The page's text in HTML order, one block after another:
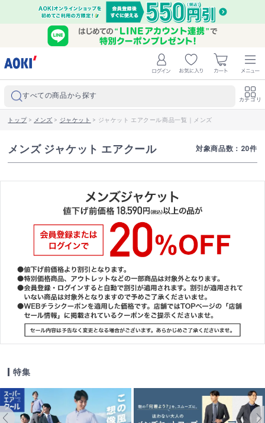
すべての商品から探す カテゴリ
トップ> メンズ > ジャケット > ジャケット エアクール商品一覧｜メンズ
メンズ ジャケット エアクール 対象商品数： 20件
特集